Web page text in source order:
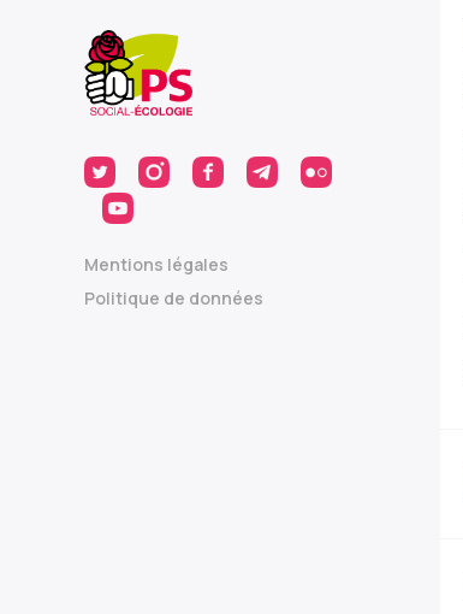
Mentions légales
Politique de données